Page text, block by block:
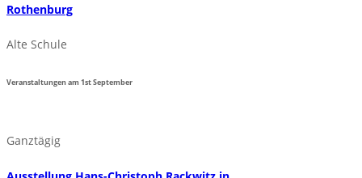
Rothenburg
Alte Schule
Veranstaltungen am1stSeptember
Ganztägig